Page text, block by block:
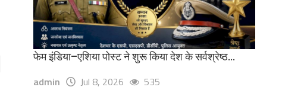
फेम इंडिया–एशिया पोस्ट ने शुरू किया देश के सर्वश्रेष्ठ...
admin Jul 8, 2026 535